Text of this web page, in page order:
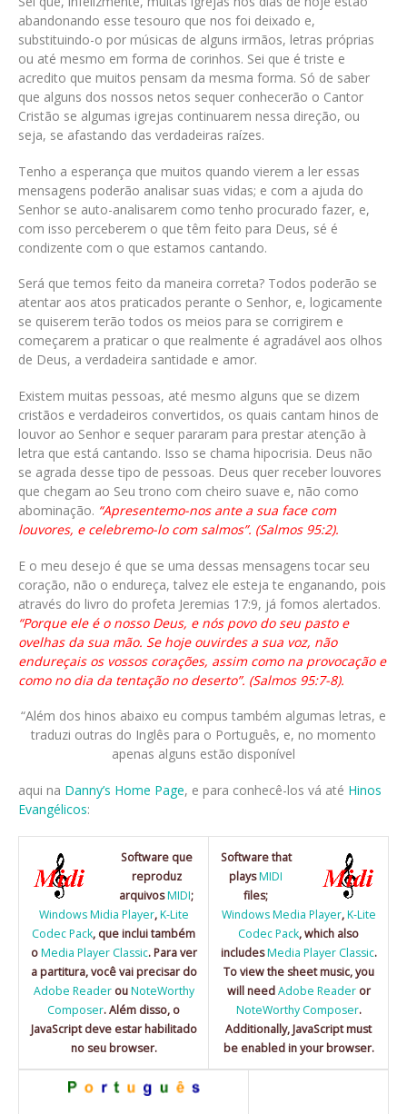
abandonando esse tesouro que nos foi deixado e,
substituindo-o por músicas de alguns irmãos, letras próprias
ou até mesmo em forma de corinhos. Sei que é triste e
acredito que muitos pensam da mesma forma. Só de saber
que alguns dos nossos netos sequer conhecerão o Cantor
Cristão se algumas igrejas continuarem nessa direção, ou
seja, se afastando das verdadeiras raízes.
Tenho a esperança que muitos quando vierem a ler essas
mensagens poderão analisar suas vidas; e com a ajuda do
Senhor se auto-analisarem como tenho procurado fazer, e,
com isso perceberem o que têm feito para Deus, sé é
condizente com o que estamos cantando.
Será que temos feito da maneira correta? Todos poderão se
atentar aos atos praticados perante o Senhor, e, logicamente
se quiserem terão todos os meios para se corrigirem e
começarem a praticar o que realmente é agradável aos olhos
de Deus, a verdadeira santidade e amor.
Existem muitas pessoas, até mesmo alguns que se dizem
cristãos e verdadeiros convertidos, os quais cantam hinos de
louvor ao Senhor e sequer pararam para prestar atenção à
letra que está cantando. Isso se chama hipocrisia. Deus não
se agrada desse tipo de pessoas. Deus quer receber louvores
que chegam ao Seu trono com cheiro suave e, não como
abominação. “Apresentemo-nos ante a sua face com
louvores, e celebremo-lo com salmos”. (Salmos 95:2).
E o meu desejo é que se uma dessas mensagens tocar seu
coração, não o endureça, talvez ele esteja te enganando, pois
através do livro do profeta Jeremias 17:9, já fomos alertados.
“Porque ele é o nosso Deus, e nós povo do seu pasto e
ovelhas da sua mão. Se hoje ouvirdes a sua voz, não
endureçais os vossos corações, assim como na provocação e
como no dia da tentação no deserto”. (Salmos 95:7-8).
“Além dos hinos abaixo eu compus também algumas letras, e
traduzi outras do Inglês para o Português, e, no momento
apenas alguns estão disponível
aqui na Danny’s Home Page, e para conhecê-los vá até Hinos
Evangélicos:
Software que
reproduz
arquivosMIDI;
Windows Midia Player,K-Lite
Codec Pack, que inclui também
oMedia Player Classic. Para ver
a partitura, você vai precisar do
Adobe ReaderouNoteWorthy
Composer. Além disso, o
JavaScript deve estar habilitado
no seu browser.
Software that
playsMIDI
files;
Windows Media Player,K-Lite
Codec Pack, which also
includesMedia Player Classic.
To view the sheet music, you
will needAdobe Readeror
NoteWorthy Composer.
Additionally, JavaScript must
be enabled in your browser.